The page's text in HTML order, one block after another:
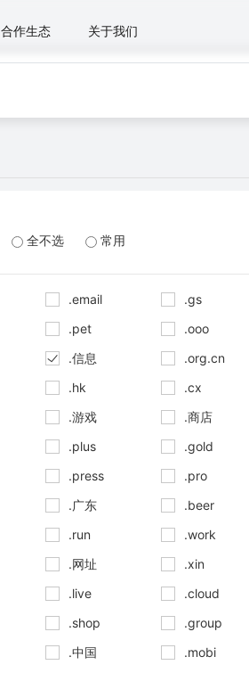
合作生态 关于我们
全不选 常用
.email
.gs
.pet
.ooo
.信息
.org.cn
.hk
.cx
.游戏
.商店
.plus
.gold
.press
.pro
.广东
.beer
.run
.work
.网址
.xin
.live
.cloud
.shop
.group
.中国
.mobi